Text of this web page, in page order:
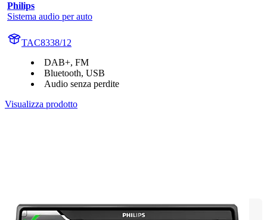
Philips
Sistema audio per auto
TAC8338/12
DAB+, FM
Bluetooth, USB
Audio senza perdite
Visualizza prodotto